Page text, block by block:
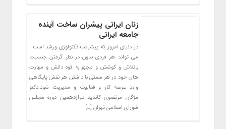
زنان ایرانی پیشران ساخت آینده
جامعه ایرانی
در دنیای امروز که پیشرفت تکنولوژی ورشد است ،
می تواند هر فردی بدون در نظر گرفتن جنسیت
باتلاش و کوشش و مجهز به قوه دانش و مهارت
های خود در هر سمتی با داشتن هر نقش پایگاهی
وارد عرصه کار و فعالیت و مدیریت شود.دکتر
مژگان مرتضوی کاندید دوازدهمین دوره مجلس
شورای اسلامی تهران […]